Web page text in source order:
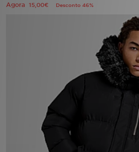
Agora 15,00€ Desconto 46%